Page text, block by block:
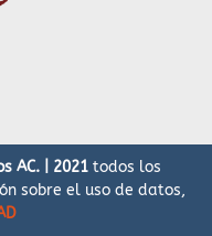
AC. | 2021 todos los
sobre el uso de datos,